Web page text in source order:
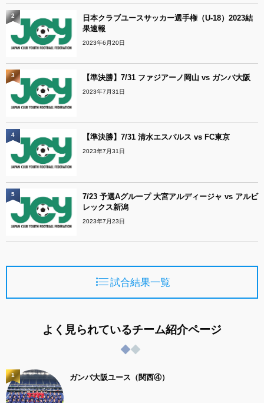
日本クラブユースサッカー選手権（U-18）2023結
果速報
2023年6月20日
2
【準決勝】7/31 ファジアーノ岡山 vs ガンバ大阪
2023年7月31日
3
【準決勝】7/31 清水エスパルス vs FC東京
2023年7月31日
4
7/23 予選Aグループ 大宮アルディージャ vs アルビ
レックス新潟
2023年7月23日
5
試合結果一覧
よく見られているチーム紹介ページ
ガンバ大阪ユース（関西④）
1